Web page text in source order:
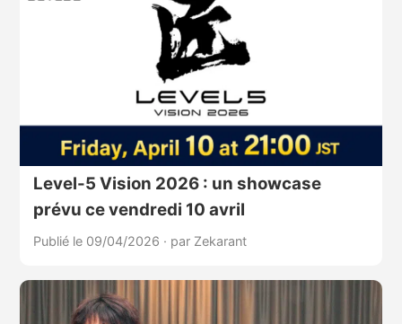
Level-5 Vision 2026 : un showcase
prévu ce vendredi 10 avril
Publié le 09/04/2026 · par Zekarant